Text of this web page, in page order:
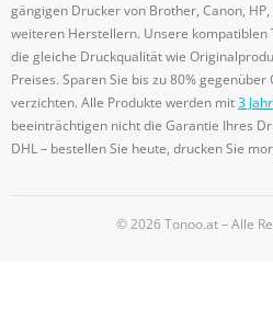
gängigen Drucker von Brother, Canon,
weiteren Herstellern. Unsere
die gleiche Druckqualität wie
Preises. Sparen Sie bis zu 80%
verzichten. Alle Produkte werden mit3
beeinträchtigen nicht die Garantie Ihres
DHL – bestellen Sie heute, drucken Sie
© 2026 Tonoo.at – Alle